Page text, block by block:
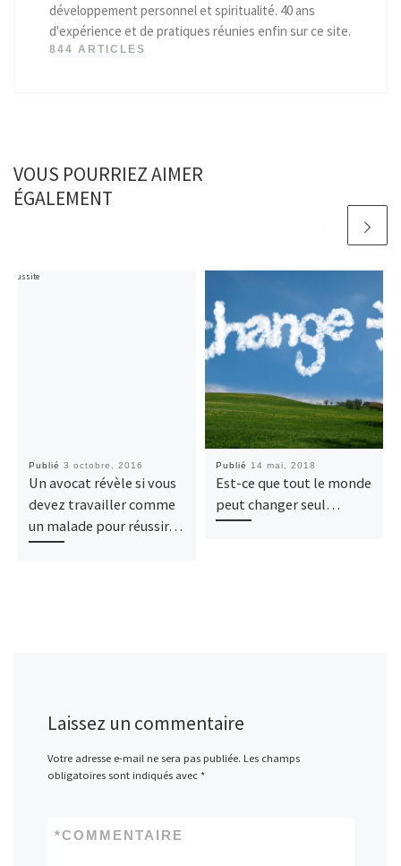
développement personnel et spiritualité. 40 ans
d'expérience et de pratiques réunies enfin sur ce site.
844 ARTICLES
VOUS POURRIEZ AIMER
ÉGALEMENT
Publié 3 octobre, 2016
Un avocat révèle si vous
devez travailler comme
un malade pour réussir…
Publié 14 mai, 2018
Est-ce que tout le monde
peut changer seul…
Laissez un commentaire
Votre adresse e-mail ne sera pas publiée. Les champs
obligatoires sont indiqués avec *
COMMENTAIRE
*